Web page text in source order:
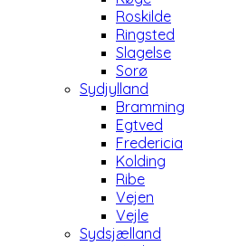
Roskilde
Ringsted
Slagelse
Sorø
Sydjylland
Bramming
Egtved
Fredericia
Kolding
Ribe
Vejen
Vejle
Sydsjælland